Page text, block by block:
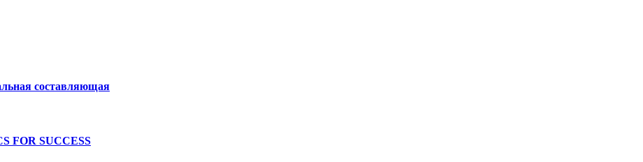
составляющая
FOR SUCCESS